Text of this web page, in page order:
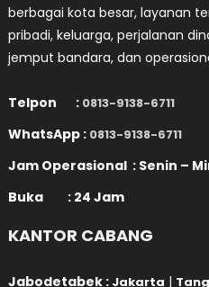
berbagai kota besar, layanan
pribadi, keluarga, perjalanan
jemput bandara, dan
Telpon : 0813-9138-6711
WhatsApp : 0813-9138-6711
Jam Operasional : Senin –
Buka : 24 Jam
KANTOR CABANG
Jabodetabek : Jakarta |